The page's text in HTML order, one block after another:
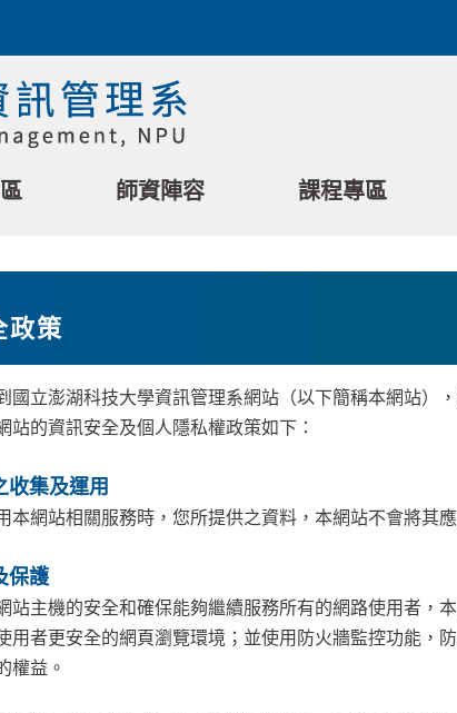
師資陣容 課程專區
政策
立澎湖科技大學資訊管理系網站（以下簡稱本網站），
站的資訊安全及個人隱私權政策如下：
收集及運用
網站相關服務時，您所提供之資料，本網站不會將其應
保護
主機的安全和確保能夠繼續服務所有的網路使用者，
用者更安全的網頁瀏覽環境；並使用防火牆監控功能，
權益。